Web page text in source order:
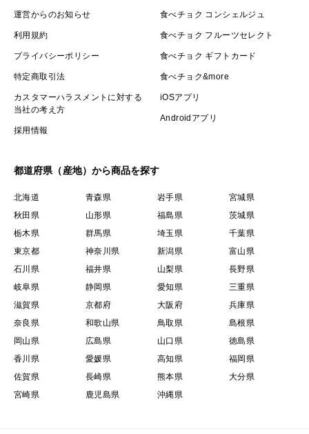
プロフィール欄では、
最新のお知らせや aimo農園のこだわりもご紹介してい
ます。
種子島の豊かな自然の中で、ひとつひとつ大切に育てた
安納芋。
本場・種子島から心を込めてお届けいたします。
運営からのお知らせ
利用規約
プライバシーポリシー
特定商取引法
カスタマーハラスメントに対する
当社の考え方
採用情報
食べチョク コンシェルジュ
食べチョク フルーツセレクト
食べチョク ギフトカード
食べチョク&more
iOSアプリ
Androidアプリ
都道府県（産地）から商品を探す
北海道 青森県 岩手県
宮城県
秋田県
山形県 福島県
茨城県
栃木県
群馬県 埼玉県
千葉県
東京都
神奈川県 新潟県
富山県
石川県
福井県 山梨県
長野県
岐阜県
静岡県 愛知県
三重県
滋賀県
京都府 大阪府
兵庫県
奈良県
和歌山県 鳥取県
島根県
岡山県
広島県 山口県
徳島県
香川県
愛媛県 高知県
福岡県
佐賀県
長崎県 熊本県
大分県
宮崎県
鹿児島県 沖縄県